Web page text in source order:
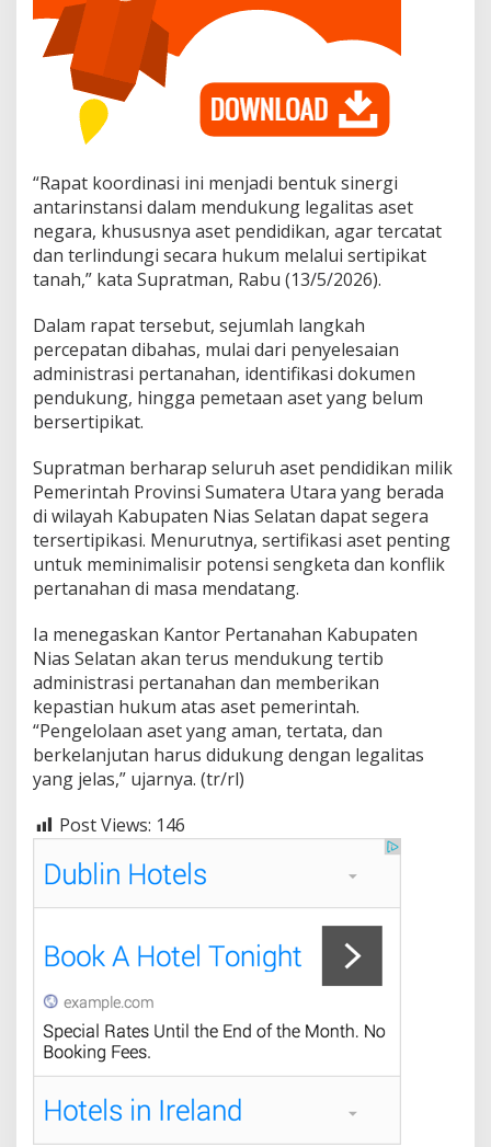
“Rapat koordinasi ini menjadi bentuk sinergi
antarinstansi dalam mendukung legalitas aset
negara, khususnya aset pendidikan, agar tercatat
dan terlindungi secara hukum melalui sertipikat
tanah,” kata Supratman, Rabu (13/5/2026).
Dalam rapat tersebut, sejumlah langkah
percepatan dibahas, mulai dari penyelesaian
administrasi pertanahan, identifikasi dokumen
pendukung, hingga pemetaan aset yang belum
bersertipikat.
Supratman berharap seluruh aset pendidikan milik
Pemerintah Provinsi Sumatera Utara yang berada
di wilayah Kabupaten Nias Selatan dapat segera
tersertipikasi. Menurutnya, sertifikasi aset penting
untuk meminimalisir potensi sengketa dan konflik
pertanahan di masa mendatang.
Ia menegaskan Kantor Pertanahan Kabupaten
Nias Selatan akan terus mendukung tertib
administrasi pertanahan dan memberikan
kepastian hukum atas aset pemerintah.
“Pengelolaan aset yang aman, tertata, dan
berkelanjutan harus didukung dengan legalitas
yang jelas,” ujarnya. (tr/rl)
Post Views: 146